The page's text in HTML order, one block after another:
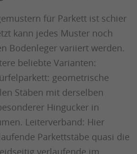
für Parkett ist schier
kann jedes Muster noch
Bodenleger variiert werden.
beliebte Varianten:
geometrische
Stäben mit derselben
Hingucker in
Leiterverband: Hier
Parkettstäbe quasi die
verlaufende im